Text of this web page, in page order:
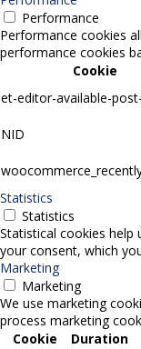
Performance
Performance cookies
performance cookies
Cookie
et-editor-available-
NID
Statistics
Statistics
Statistical cookies help
your consent, which
Marketing
Marketing
We use marketing
process marketing
Cookie
Duration